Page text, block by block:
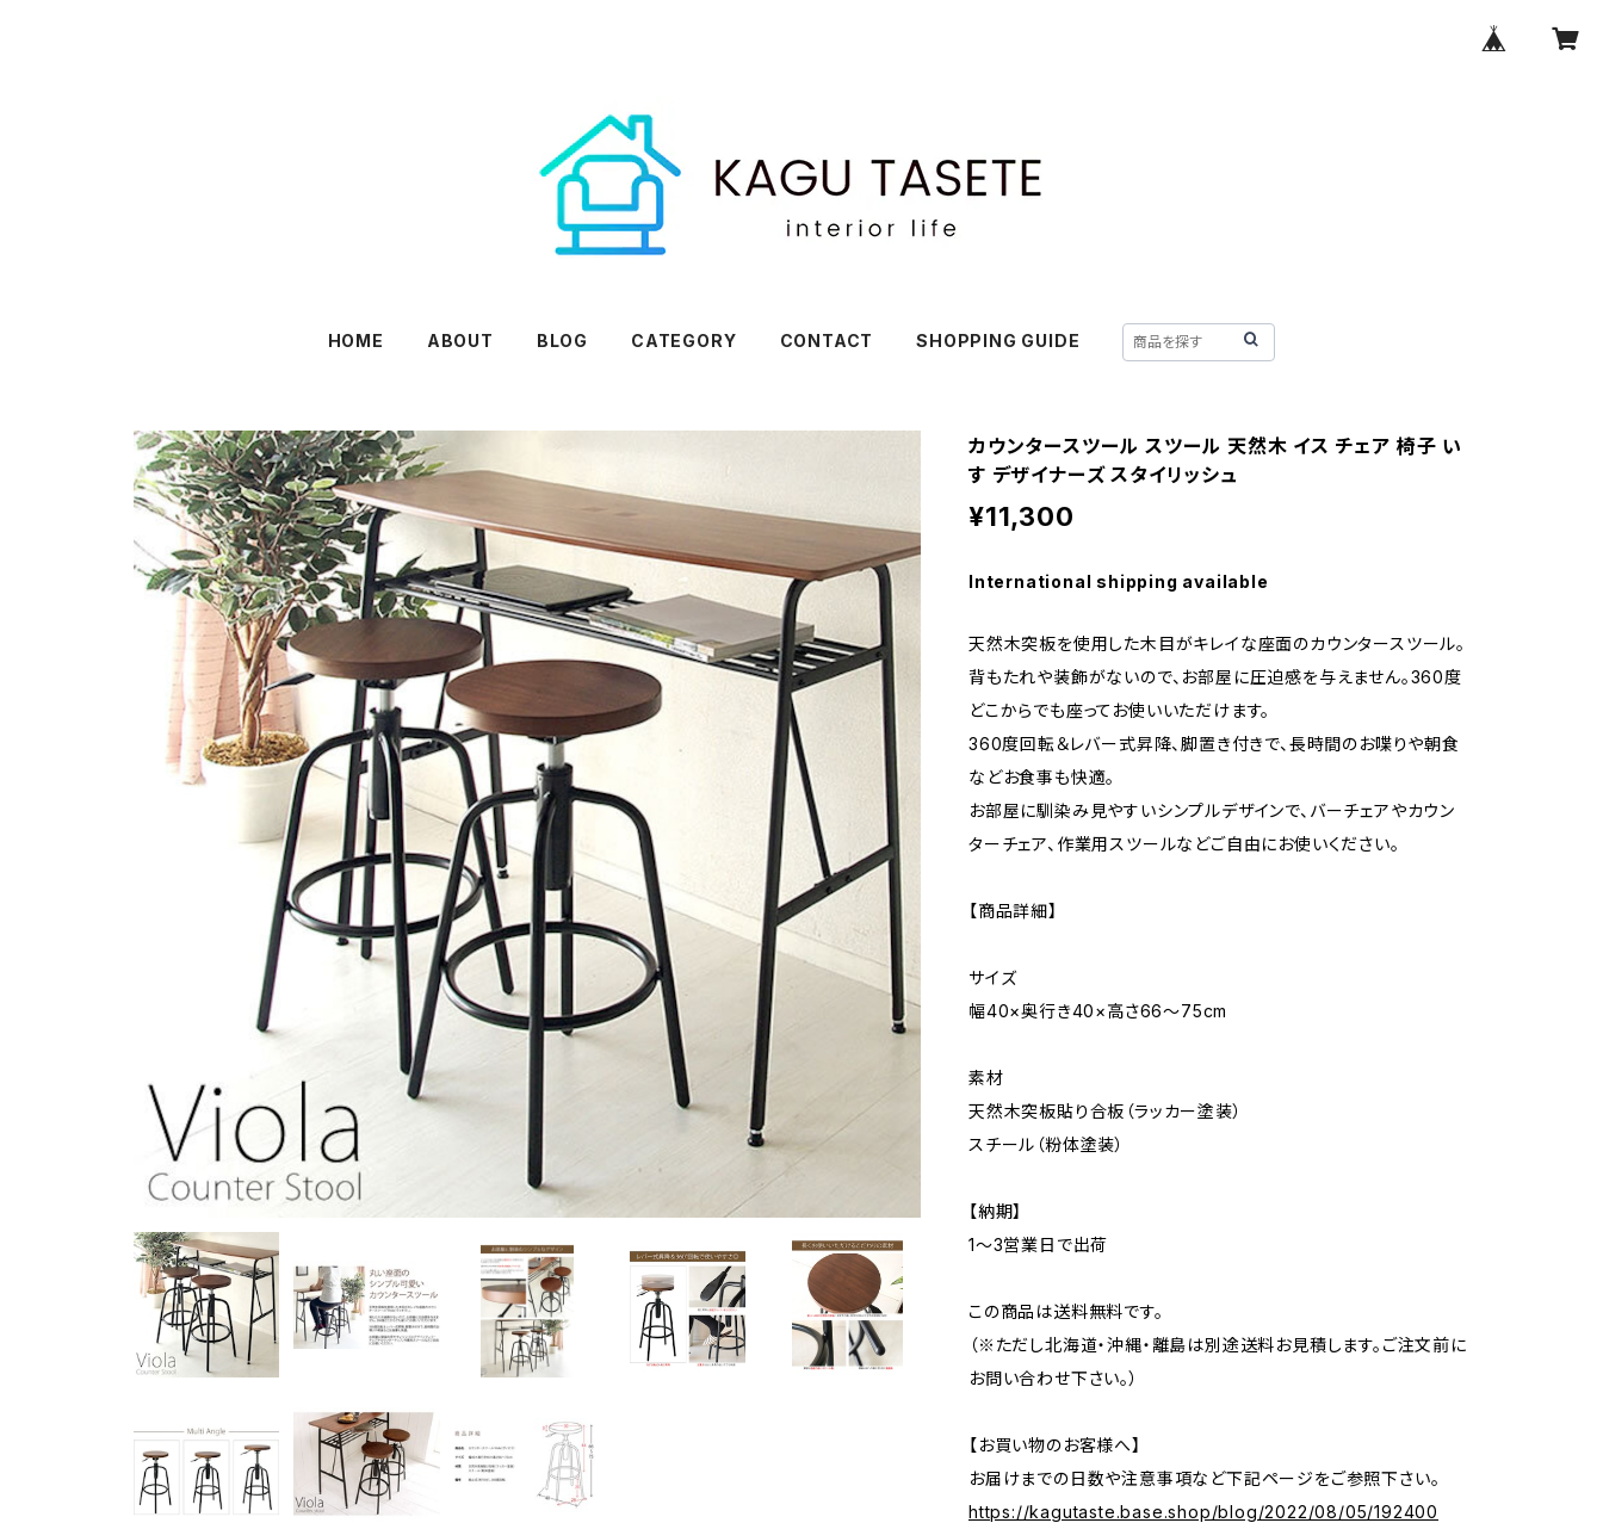
HOME ABOUT BLOG CATEGORY CONTACT SHOPPING GUIDE
カウンタースツール スツール 天然木 イス チェア 椅子 い
す デザイナーズ スタイリッシュ
¥11,300
International shipping available
天然木突板を使用した木目がキレイな座面のカウンタースツール。
背もたれや装飾がないので、お部屋に圧迫感を与えません。360度
どこからでも座ってお使いいただけます。
360度回転＆レバー式昇降、脚置き付きで、長時間のお喋りや朝食
などお食事も快適。
お部屋に馴染み見やすいシンプルデザインで、バーチェアやカウン
ターチェア、作業用スツールなどご自由にお使いください。
【商品詳細】
サイズ
幅40×奥行き40×高さ66〜75cm
素材
天然木突板貼り合板（ラッカー塗装）
スチール（粉体塗装）
【納期】
1〜3営業日で出荷
この商品は送料無料です。
（※ただし北海道・沖縄・離島は別途送料お見積します。ご注文前に
お問い合わせ下さい。）
【お買い物のお客様へ】
お届けまでの日数や注意事項など下記ページをご参照下さい。
https://kagutaste.base.shop/blog/2022/08/05/192400